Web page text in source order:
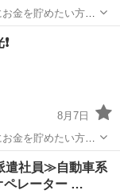
お金を貯めたい方必
事士
8月7日
お金を貯めたい方必
遣社員≫自動車系
ペレーター …